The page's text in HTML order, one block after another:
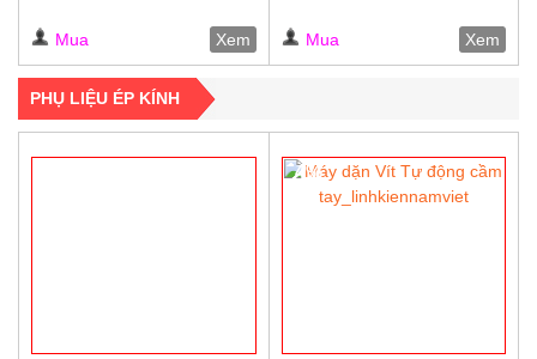
Mua Xem Mua Xem
PHỤ LIỆU ÉP KÍNH
4%